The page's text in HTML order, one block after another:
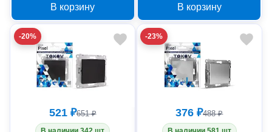
В корзину
клавишный, карбон,
TKE-PX-P2-C14
В корзину
-20%
521 ₽651 ₽
-23%
376 ₽488 ₽